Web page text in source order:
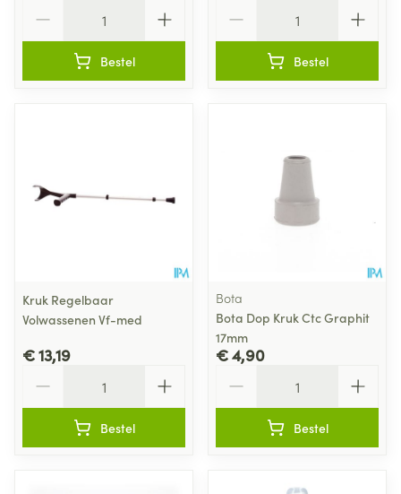
Bestel Bestel
Kruk Regelbaar
Volwassenen Vf-med
€ 13,19
Bestel
Bota
Bota Dop Kruk Ctc Graphit
17mm
€ 4,90
Bestel